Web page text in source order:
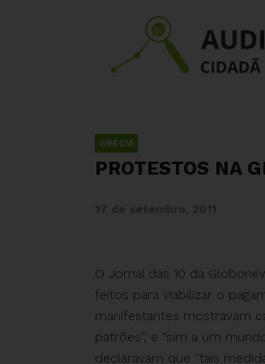
GRÉCIA
PROTESTOS NA
O Jornal das 10 da
feitos para viabilizar o
manifestantes mostravam
patrões”, e “sim a um
declaravam que “tais